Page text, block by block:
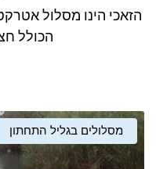
הזאכי הינו מסלול
הכולל
מסלולים בגליל התחתון